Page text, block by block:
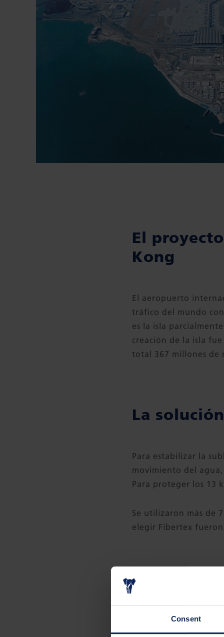
Consent
El
Kong
El aeropuerto
tráfico del mundo
es la isla
creación de la isla
total 367 millones de
La
Para estabilizar la
movimiento del
Para proteger los 13
Se utilizaron más de
elegir Fibertex